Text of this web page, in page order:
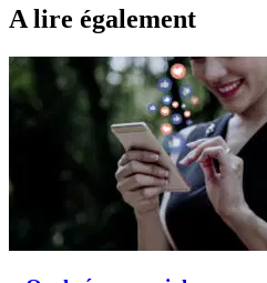
A lire également